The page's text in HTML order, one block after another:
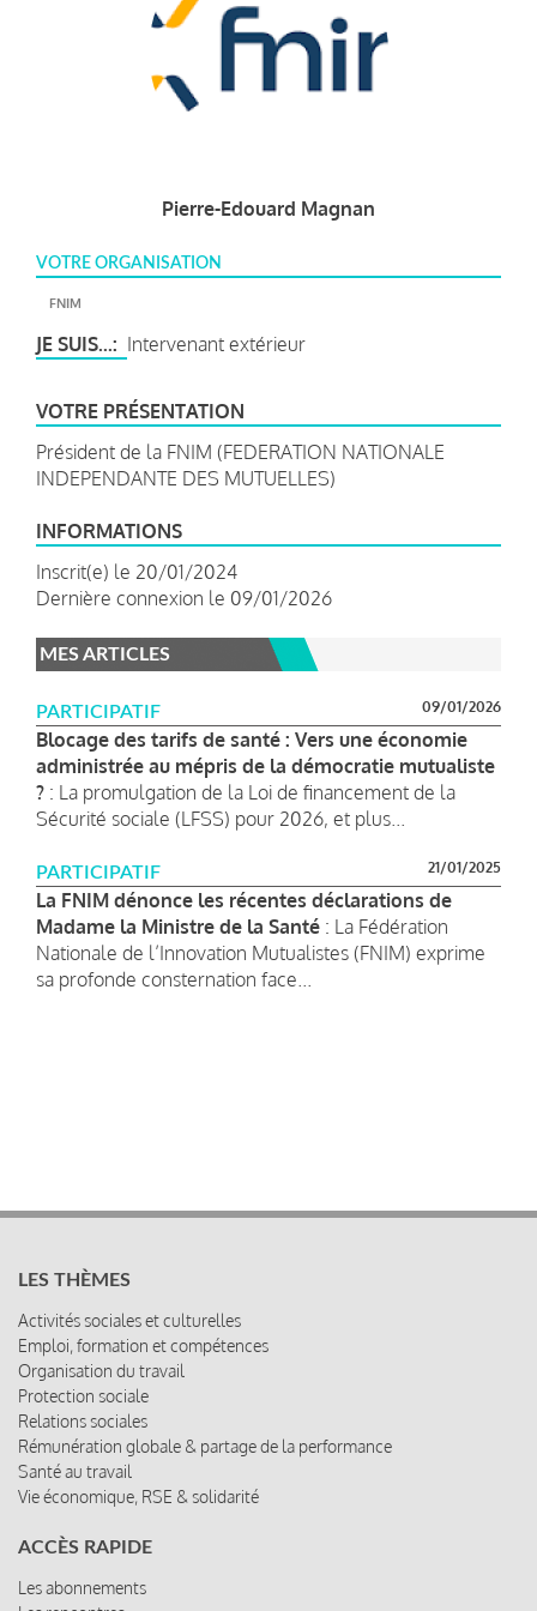
Pierre-Edouard Magnan
VOTRE ORGANISATION
FNIM
JE SUIS... Intervenant extérieur
VOTRE PRÉSENTATION
Président de la FNIM (FEDERATION NATIONALE
INDEPENDANTE DES MUTUELLES)
INFORMATIONS
Inscrit(e) le 20/01/2024
Dernière connexion le 09/01/2026
MES ARTICLES
PARTICIPATIF 09/01/2026
Blocage des tarifs de santé : Vers une économie
administrée au mépris de la démocratie mutualiste
? : La promulgation de la Loi de financement de la
Sécurité sociale (LFSS) pour 2026, et plus...
PARTICIPATIF 21/01/2025
La FNIM dénonce les récentes déclarations de
Madame la Ministre de la Santé : La Fédération
Nationale de l’Innovation Mutualistes (FNIM) exprime
sa profonde consternation face...
LES THÈMES
Activités sociales et culturelles
Emploi, formation et compétences
Organisation du travail
Protection sociale
Relations sociales
Rémunération globale & partage de la performance
Santé au travail
Vie économique, RSE & solidarité
ACCÈS RAPIDE
Les abonnements